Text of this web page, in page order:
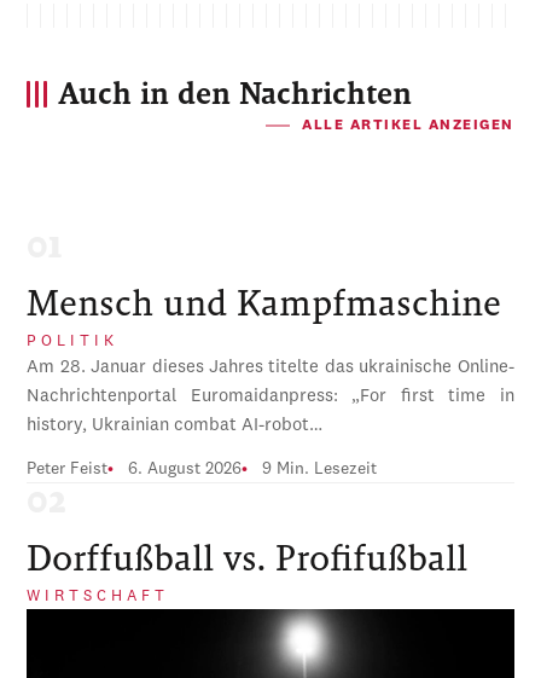
Auch in den Nachrichten
ALLE ARTIKEL ANZEIGEN
Mensch und Kampfmaschine
POLITIK
Am 28. Januar dieses Jahres titelte das ukrainische Online-
Nachrichtenportal Euromaidanpress: „For first time in
history, Ukrainian combat AI-robot…
Peter Feist 6. August 2026 9 Min. Lesezeit
Dorffußball vs. Profifußball
WIRTSCHAFT